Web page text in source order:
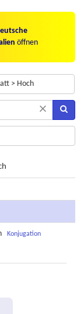
öffnen
> Hoch
×
Konjugation